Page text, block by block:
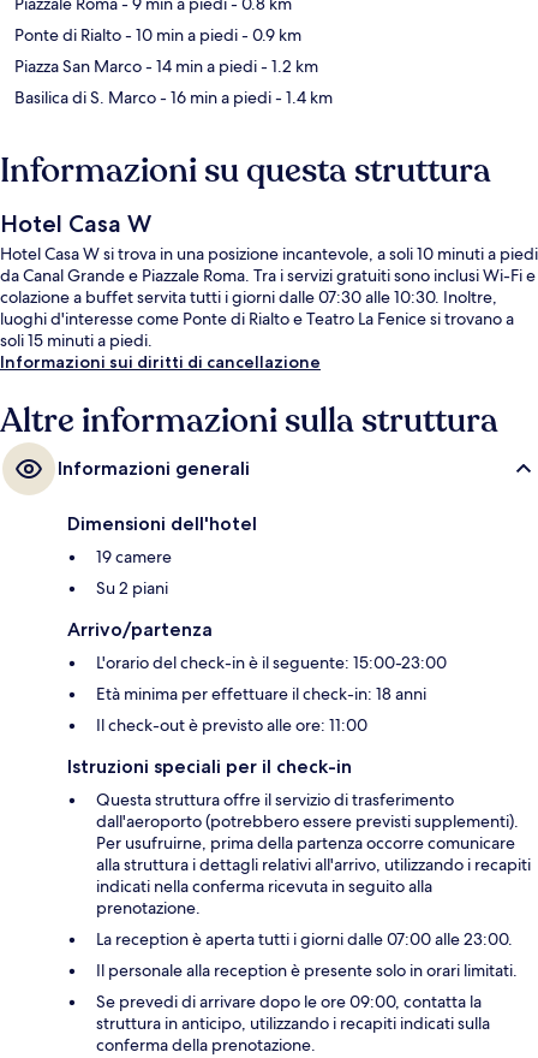
Ponte di Rialto- 10 min a piedi- 0.9 km
Piazza San Marco- 14 min a piedi- 1.2 km
Basilica di S. Marco- 16 min a piedi- 1.4 km
Informazioni su questa struttura
Hotel Casa W
Hotel Casa W si trova in una posizione incantevole, a soli 10 minuti a piedi
da Canal Grande e Piazzale Roma. Tra i servizi gratuiti sono inclusi Wi-Fi e
colazione a buffet servita tutti i giorni dalle 07:30 alle 10:30. Inoltre,
luoghi d'interesse come Ponte di Rialto e Teatro La Fenice si trovano a
soli 15 minuti a piedi.
Informazioni sui diritti di cancellazione
Altre informazioni sulla struttura
Informazioni generali
Dimensioni dell'hotel
19 camere
Su 2 piani
Arrivo/partenza
L'orario del check-in è il seguente: 15:00-23:00
Età minima per effettuare il check-in: 18 anni
Il check-out è previsto alle ore: 11:00
Istruzioni speciali per il check-in
Questa struttura offre il servizio di trasferimento
dall'aeroporto (potrebbero essere previsti supplementi).
Per usufruirne, prima della partenza occorre comunicare
alla struttura i dettagli relativi all'arrivo, utilizzando i recapiti
indicati nella conferma ricevuta in seguito alla
prenotazione.
La reception è aperta tutti i giorni dalle 07:00 alle 23:00.
Il personale alla reception è presente solo in orari limitati.
Se prevedi di arrivare dopo le ore 09:00, contatta la
struttura in anticipo, utilizzando i recapiti indicati sulla
conferma della prenotazione.